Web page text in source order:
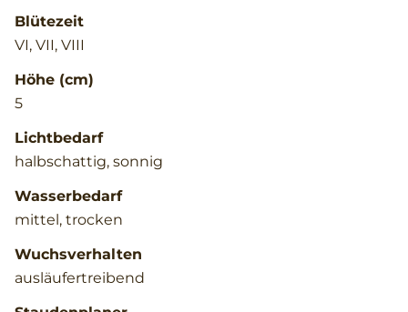
Blütezeit
VI, VII, VIII
Höhe (cm)
5
Lichtbedarf
halbschattig, sonnig
Wasserbedarf
mittel, trocken
Wuchsverhalten
ausläufertreibend